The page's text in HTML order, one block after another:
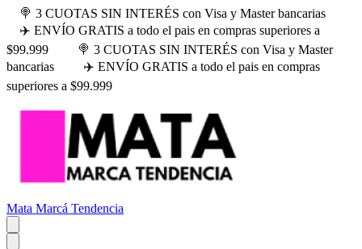
🍭 3 CUOTAS SIN INTERÉS con Visa y Master bancarias
✈️ ENVÍO GRATIS a todo el pais en compras superiores a
$99.999
🍭 3 CUOTAS SIN INTERÉS con Visa y Master
bancarias
✈️ ENVÍO GRATIS a todo el pais en compras
superiores a $99.999
Mata Marcá Tendencia